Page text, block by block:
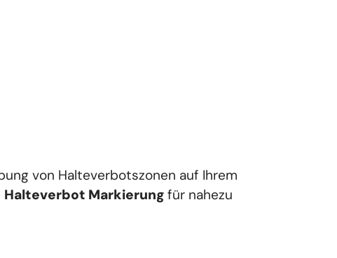
von Halteverbotszonen auf Ihrem
Halteverbot Markierung für nahezu